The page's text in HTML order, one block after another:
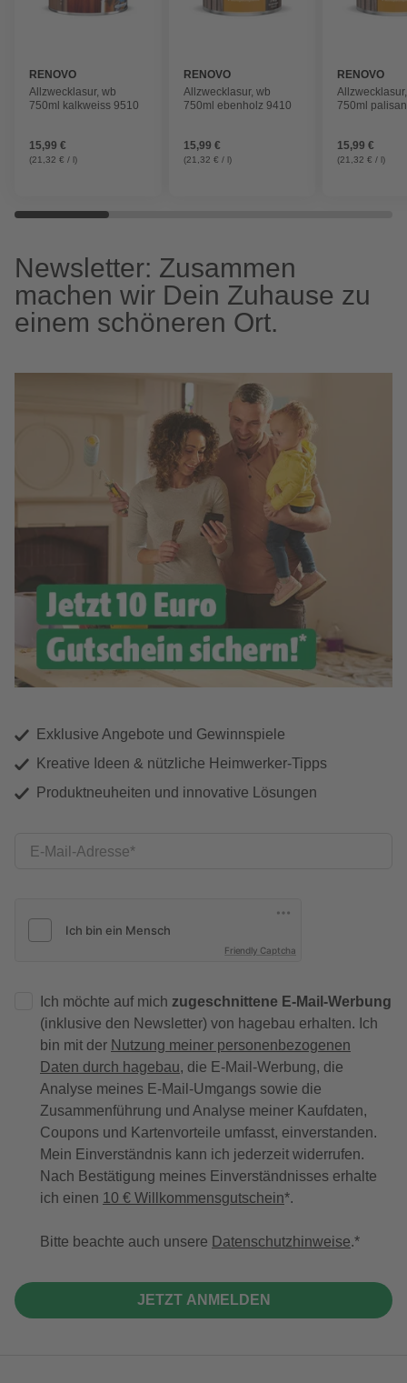
RENOVO
Allzwecklasur, wb
750ml kalkweiss 9510
15,99 €
(21,32 € / l)
RENOVO
Allzwecklasur, wb
750ml ebenholz 9410
15,99 €
(21,32 € / l)
RENOVO
750ml
15,99 €
(21,32 € / l)
Newsletter: Zusammen
machen wir Dein Zuhause zu
einem schöneren Ort.
Exklusive Angebote und Gewinnspiele
Kreative Ideen & nützliche Heimwerker-Tipps
Produktneuheiten und innovative Lösungen
E-Mail-Adresse
Friendly Captcha
Ich möchte auf mich zugeschnittene E-Mail-Werbung
(inklusive den Newsletter) von hagebau erhalten. Ich
bin mit der Nutzung meiner personenbezogenen
Daten durch hagebau, die E-Mail-Werbung, die
Analyse meines E-Mail-Umgangs sowie die
Zusammenführung und Analyse meiner Kaufdaten,
Coupons und Kartenvorteile umfasst, einverstanden.
Mein Einverständnis kann ich jederzeit widerrufen.
Nach Bestätigung meines Einverständnisses erhalte
ich einen 10 € Willkommensgutschein*.
Bitte beachte auch unsere Datenschutzhinweise.
JETZT ANMELDEN